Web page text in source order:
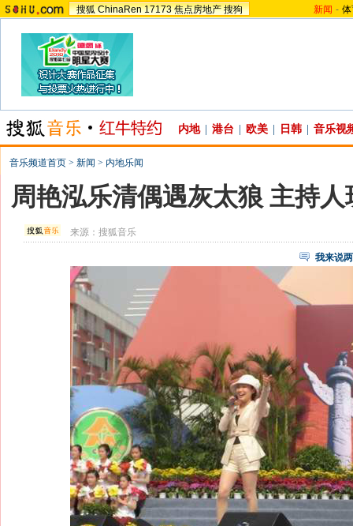
搜狐 ChinaRen 17173 焦点房地产 搜狗 新闻 -
内地 港台 欧美 日韩 音乐视
音乐频道首页 > 新闻 > 内地乐闻
周艳泓乐清偶遇灰太狼 主持
来源：搜狐音乐
我来说